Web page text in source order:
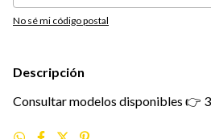
No sé mi código postal
Descripción
Consultar modelos disponibles 👉